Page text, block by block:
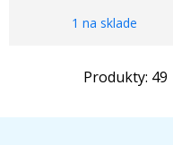
1 na sklade
Produkty: 49